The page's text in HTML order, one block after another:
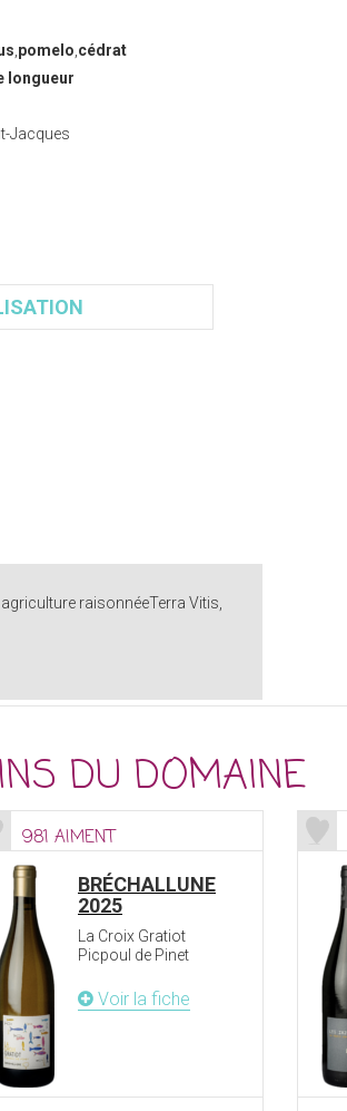
pomelo cédrat
longueur
Jacques
raisonnéeTerra Vitis,
DU DOMAINE
981 AIMENT
BRÉCHALLUNE
2025
La Croix Gratiot
Picpoul de Pinet
Voir la fiche